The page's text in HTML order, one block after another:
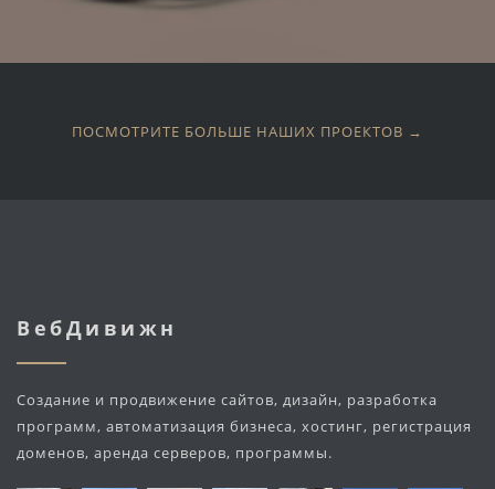
ПОСМОТРИТЕ БОЛЬШЕ НАШИХ ПРОЕКТОВ →
ВебДивижн
Создание и продвижение сайтов, дизайн, разработка
программ, автоматизация бизнеса, хостинг, регистрация
доменов, аренда серверов, программы.